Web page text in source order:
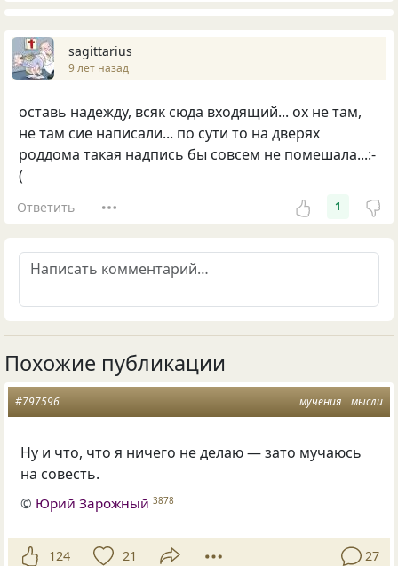
sagittarius
9 лет назад
оставь надежду, всяк сюда входящий... ох не там,
не там сие написали... по сути то на дверях
роддома такая надпись бы совсем не помешала...:-
(
Ответить 1
Похожие публикации
мучения мысли
#797596
Ну и что, что я ничего не делаю — зато мучаюсь
на совесть.
© Юрий Зарожный 3878
124 21 27